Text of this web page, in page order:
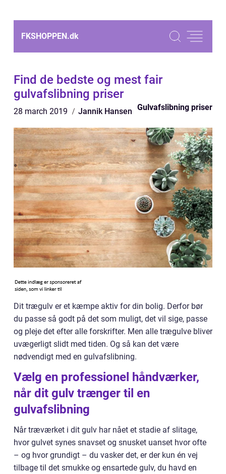
FKSHOPPEN.dk
Find de bedste og mest fair
gulvafslibning priser
28 march 2019 Jannik Hansen Gulvafslibning priser
Dit trægulv er et kæmpe aktiv for din bolig. Derfor bør
du passe så godt på det som muligt, det vil sige, passe
og pleje det efter alle forskrifter. Men alle trægulve bliver
uvægerligt slidt med tiden. Og så kan det være
nødvendigt med en gulvafslibning.
Vælg en professionel håndværker,
når dit gulv trænger til en
gulvafslibning
Når træværket i dit gulv har nået et stadie af slitage,
hvor gulvet synes snavset og snusket uanset hvor ofte
– og hvor grundigt – du vasker det, er der kun én vej
tilbage til det smukke og ensartede gulv, du havd en